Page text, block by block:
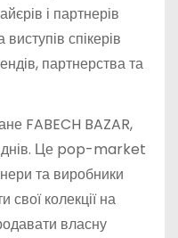
і партнерів
спікерів
партнерства та
FABECH BAZAR,
днів. Це pop-market
та виробники
колекції на
власну